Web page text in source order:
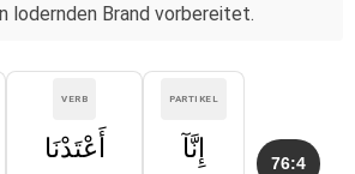
lodernden Brand vorbereitet.
76:4
PARTIKEL
إِنَّآ
VERB
أَعْتَدْنَا